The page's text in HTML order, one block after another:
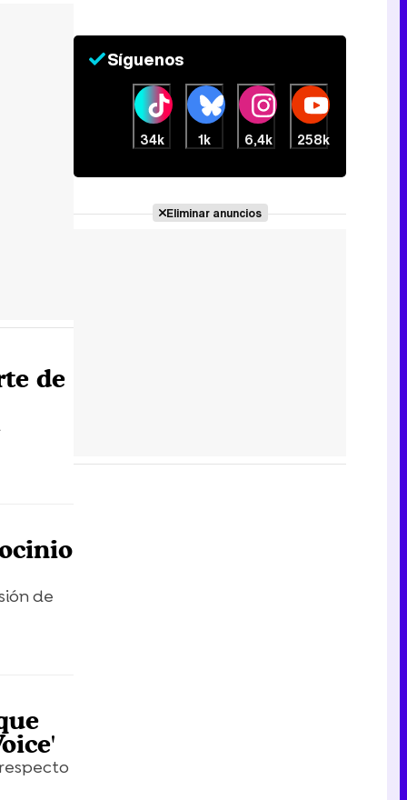
de
de
Síguenos
34k 1k 6,4k 258k
Eliminar anuncios